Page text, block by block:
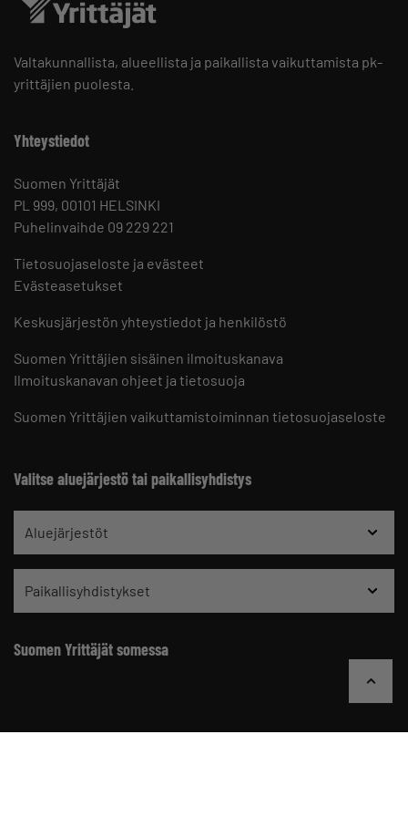
Valtakunnallista, alueellista ja paikallista vaikuttamista pk-
yrittäjien puolesta.
Yhteystiedot
Suomen Yrittäjät
PL 999, 00101 HELSINKI
Puhelinvaihde 09 229 221
Tietosuojaseloste ja evästeet
Evästeasetukset
Keskusjärjestön yhteystiedot ja henkilöstö
Suomen Yrittäjien sisäinen ilmoituskanava
Ilmoituskanavan ohjeet ja tietosuoja
Suomen Yrittäjien vaikuttamistoiminnan tietosuojaseloste
Valitse aluejärjestö tai paikallisyhdistys
Aluejärjestöt
Paikallisyhdistykset
Suomen Yrittäjät somessa